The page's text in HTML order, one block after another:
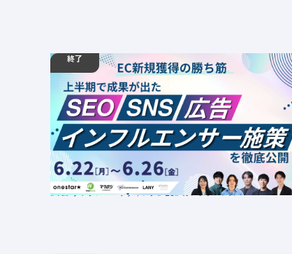
終了
ウェビナー 06.22 月
06.26 金
【6/26まで視聴可能】EC新規獲得の勝ち筋2026
夏｜SEO・広告・SNS・インフルエンサー施策
定員数：999名
金額：無料
場所：オンライン
AI デジタルマーケティング EC カンファレンス